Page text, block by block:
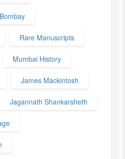
Rare Manuscripts
Mumbai History
James Mackintosh
Jagannath Shankarsheth